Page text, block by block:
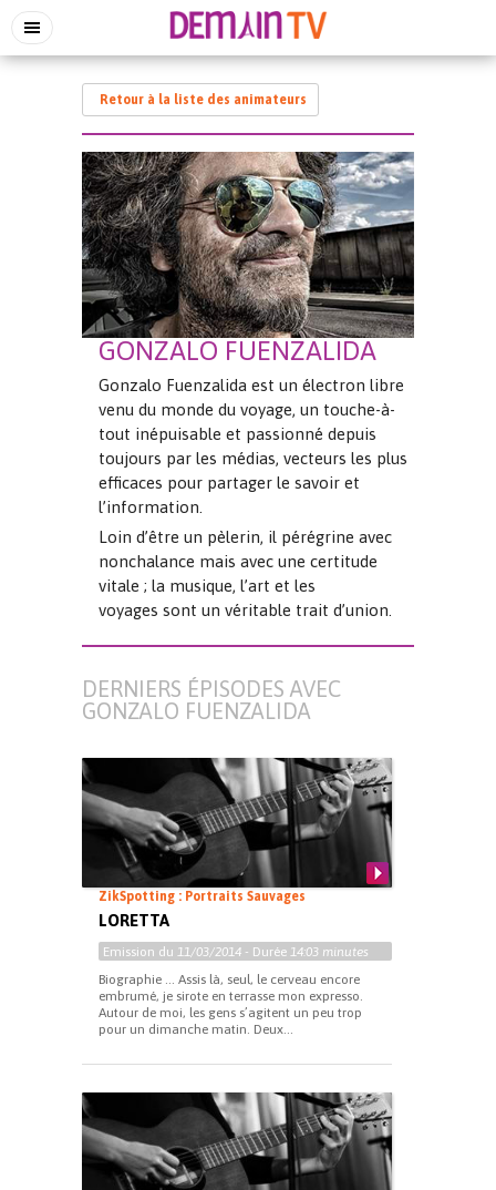
Retour à la liste des animateurs
GONZALO FUENZALIDA
Gonzalo Fuenzalida est un électron libre
venu du monde du voyage, un touche-à-
tout inépuisable et passionné depuis
toujours par les médias, vecteurs les plus
efficaces pour partager le savoir et
l’information.
Loin d’être un pèlerin, il pérégrine avec
nonchalance mais avec une certitude
vitale ; la musique, l’art et les
voyages sont un véritable trait d’union.
DERNIERS ÉPISODES AVEC
GONZALO FUENZALIDA
ZikSpotting : Portraits Sauvages
LORETTA
Emission du 11/03/2014 - Durée 14:03 minutes
Biographie … Assis là, seul, le cerveau encore
embrumé, je sirote en terrasse mon expresso.
Autour de moi, les gens s’agitent un peu trop
pour un dimanche matin. Deux...